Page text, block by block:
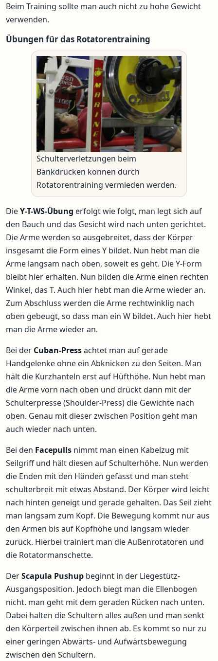
Beim Training sollte man auch nicht zu hohe Gewicht
verwenden.
Übungen für das Rotatorentraining
Schulterverletzungen beim
Bankdrücken können durch
Rotatorentraining vermieden werden.
DieY-T-WS-Übung erfolgt wie folgt, man legt sich auf
den Bauch und das Gesicht wird nach unten gerichtet.
Die Arme werden so ausgebreitet, dass der Körper
insgesamt die Form eines Y bildet. Nun hebt man die
Arme langsam nach oben, soweit es geht. Die Y-Form
bleibt hier erhalten. Nun bilden die Arme einen rechten
Winkel, das T. Auch hier hebt man die Arme wieder an.
Zum Abschluss werden die Arme rechtwinklig nach
oben gebeugt, so dass man ein W bildet. Auch hier hebt
man die Arme wieder an.
Bei der Cuban-Pressachtet man auf gerade
Handgelenke ohne ein Abknicken zu den Seiten. Man
hält die Kurzhanteln erst auf Hüfthöhe. Nun hebt man
die Arme vorn nach oben und drückt dann mit der
Schulterpresse (Shoulder-Press) die Gewichte nach
oben. Genau mit dieser zwischen Position geht man
auch wieder nach unten.
Bei den Facepulls nimmt man einen Kabelzug mit
Seilgriff und hält diesen auf Schulterhöhe. Nun werden
die Enden mit den Händen gefasst und man steht
schulterbreit mit etwas Abstand. Der Körper wird leicht
nach hinten geneigt und gerade gehalten. Das Seil zieht
man langsam zum Kopf. Die Bewegung kommt nur aus
den Armen bis auf Kopfhöhe und langsam wieder
zurück. Hierbei trainiert man die Außenrotatoren und
die Rotatormanschette.
DerScapula Pushup beginnt in der Liegestütz-
Ausgangsposition. Jedoch biegt man die Ellenbogen
nicht. man geht mit dem geraden Rücken nach unten.
Dabei halten die Schultern alles außen und man senkt
den Körperteil zwischen ihnen ab. Es kommt so nur zu
einer geringen Abwärts- und Aufwärtsbewegung
zwischen den Schultern.